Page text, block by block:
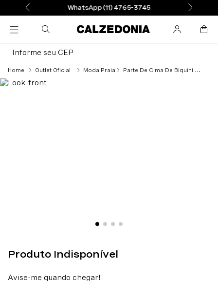
WhatsApp (11) 4765-3745
Informe seu CEP
Outlet Oficial Moda Praia Parte De Cima De Biquíni Push-Up Indonesia Eco - Laranja